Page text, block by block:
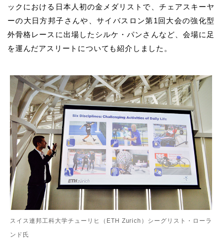
ックにおける日本人初の金メダリストで、チェアスキーヤ
ーの大日方邦子さんや、サイバスロン第1回大会の強化型
外骨格レースに出場したシルケ・パンさんなど、会場に足
を運んだアスリートについても紹介しました。
スイス連邦工科大学チューリヒ（ETH Zurich）シーグリスト・ローラ
ンド氏